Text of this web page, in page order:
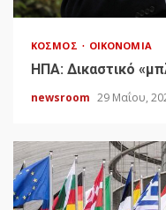
ΚΌΣΜΟΣ ΟΙΚΟΝΟΜΊΑ
HΠΑ: Δικαστικό
newsroom 29 Μαΐου,